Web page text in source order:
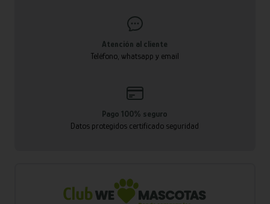
Atención al cliente
Teléfono, whatsapp y email
Pago 100% seguro
Datos protegidos certificado seguridad